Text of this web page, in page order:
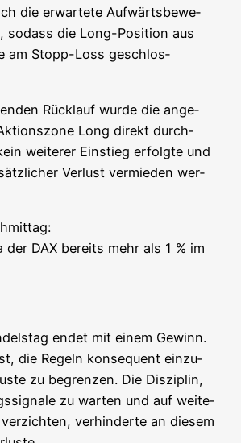
die erwar­te­te Auf­wärts­be­we­
sodass die Long-Posi­ti­on aus
am Stopp-Loss geschlos­
Rück­lauf wur­de die ange­
Long direkt durch­
wei­te­rer Ein­stieg erfolg­te und
Ver­lust ver­mie­den wer­
der DAX bereits mehr als 1 % im
endet mit einem Gewinn.
die Regeln kon­se­quent ein­zu­
zu begren­zen. Die Dis­zi­plin,
zu war­ten und auf wei­te­
ver­hin­der­te an die­sem